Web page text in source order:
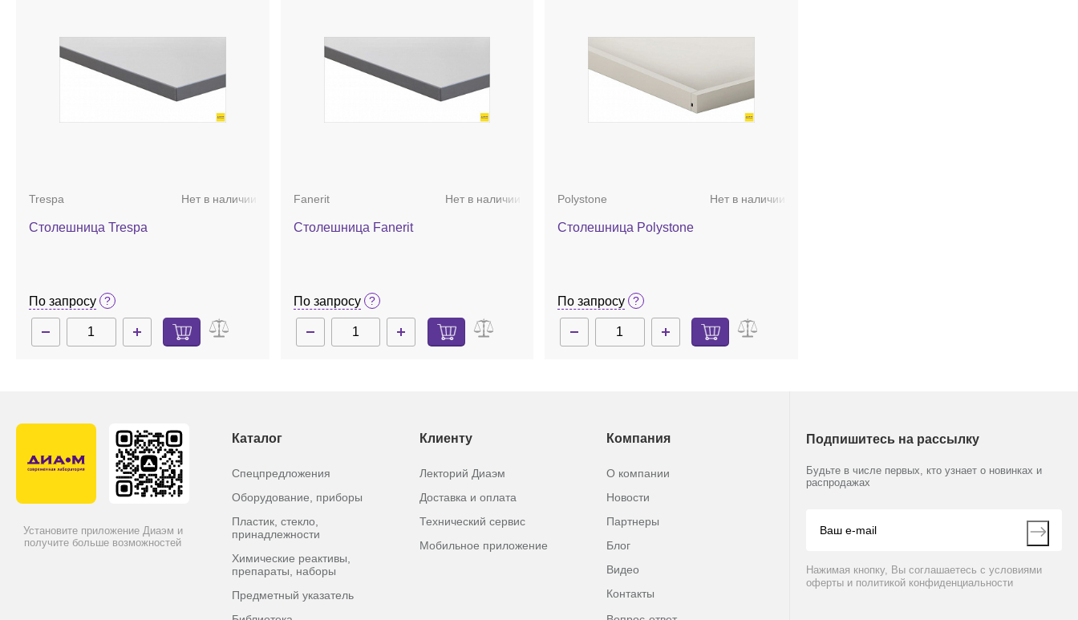
Trespa Нет в наличии
Столешница Trespa
По запросу
Fanerit Нет в наличии
Столешница Fanerit
По запросу
Polystone Нет в наличии
Столешница Polystone
По запросу
Установите приложение Диаэм и
получите больше возможностей
Каталог
Спецпредложения
Оборудование, приборы
Пластик, стекло,
принадлежности
Химические реактивы,
препараты, наборы
Предметный указатель
Клиенту
Лекторий Диаэм
Доставка и оплата
Технический сервис
Мобильное приложение
Компания
О компании
Новости
Партнеры
Блог
Видео
Контакты
Подпишитесь на рассылку
Будьте в числе первых, кто узнает о новинках и
распродажах
Нажимая кнопку, Вы соглашаетесь с условиями
оферты и политикой конфиденциальности